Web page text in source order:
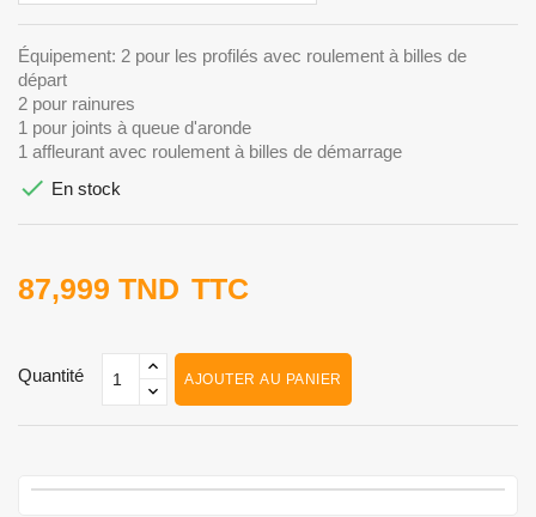
Équipement: 2 pour les profilés avec roulement à billes de
départ
2 pour rainures
1 pour joints à queue d'aronde
1 affleurant avec roulement à billes de démarrage
 En stock
87,999 TND TTC
Quantité AJOUTER AU PANIER